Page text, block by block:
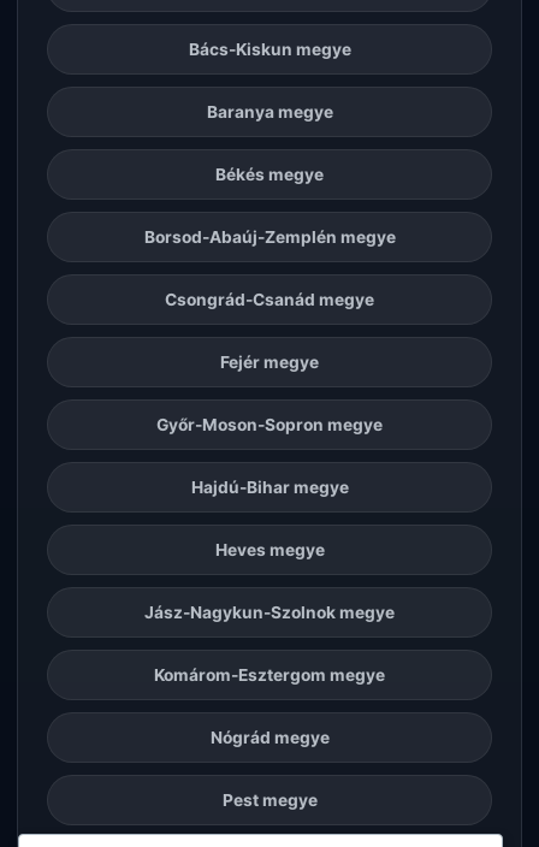
Bács-Kiskun megye
Baranya megye
Békés megye
Borsod-Abaúj-Zemplén megye
Csongrád-Csanád megye
Fejér megye
Győr-Moson-Sopron megye
Hajdú-Bihar megye
Heves megye
Jász-Nagykun-Szolnok megye
Komárom-Esztergom megye
Nógrád megye
Pest megye